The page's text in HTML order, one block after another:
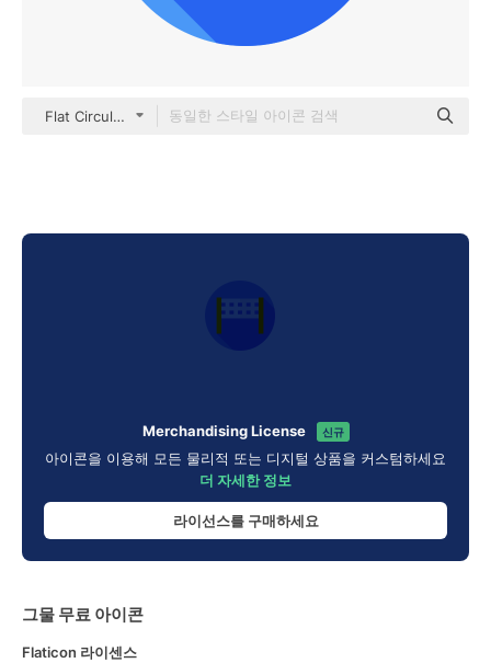
Flat Circular Flat
Merchandising License 신규
아이콘을 이용해 모든 물리적 또는 디지털 상품을 커스텀하세요
더 자세한 정보
라이선스를 구매하세요
그물 무료 아이콘
Flaticon 라이센스